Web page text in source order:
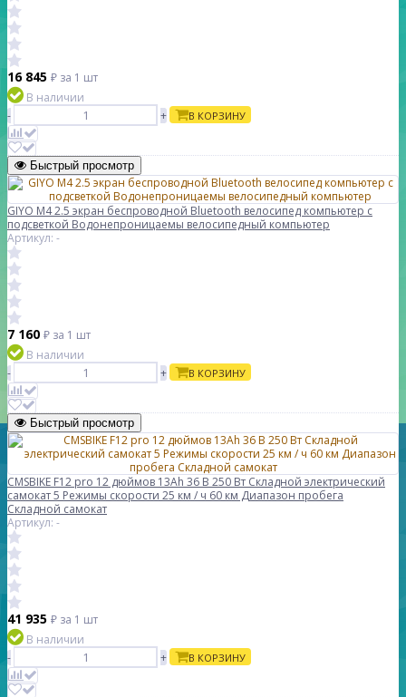
16 845 ₽ за 1 шт
В наличии
-
+ В КОРЗИНУ
Быстрый просмотр
GIYO M4 2.5 экран беспроводной Bluetooth велосипед компьютер с
подсветкой Водонепроницаемы велосипедный компьютер
Артикул: -
7 160 ₽ за 1 шт
В наличии
-
+ В КОРЗИНУ
Быстрый просмотр
CMSBIKE F12 pro 12 дюймов 13Ah 36 В 250 Вт Складной электрический
самокат 5 Режимы скорости 25 км / ч 60 км Диапазон пробега
Складной самокат
Артикул: -
41 935 ₽ за 1 шт
В наличии
-
+ В КОРЗИНУ